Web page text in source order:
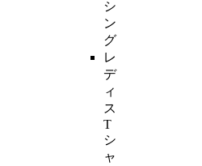
シ
ン
グ
レ
デ
ィ
ス
T
シ
ャ